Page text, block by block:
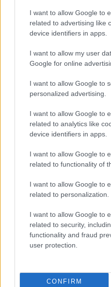
I want to allow Google to
related to advertising like
device identifiers in apps.
I want to allow my user
Google for online
I want to allow Google to
personalized advertising.
I want to allow Google to
related to analytics like
device identifiers in apps.
I want to allow Google to
related to functionality of
I want to allow Google to
related to personalization.
I want to allow Google to
related to security,
functionality and fraud
user protection.
CONFIRM
Óragyűjtőként
érdekében, hogy kedvenc
birtokolhassuk,
gyűjtemény, egy elegáns
ugyanakkor van, mikor az
büszkélkedni az…
chronomeeting blog•2019. április 11.